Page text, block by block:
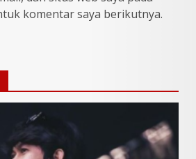
komentar saya berikutnya.